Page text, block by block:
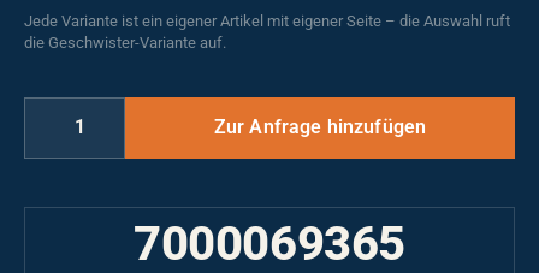
Jede Variante ist ein eigener Artikel mit eigener Seite – die Auswahl ruft
die Geschwister-Variante auf.
7000069365